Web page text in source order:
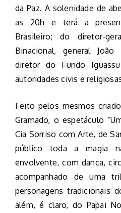
da Paz. A solenidade de
as 20h e terá a
Brasileiro; do diretor-
Binacional, general João
diretor do Fundo
autoridades civis e
Feito pelos mesmos
Gramado, o espetáculo
Cia Sorriso com Arte, de
público toda a magia
envolvente, com dança,
acompanhado de uma
personagens tradicionais
além, é claro, do Papai